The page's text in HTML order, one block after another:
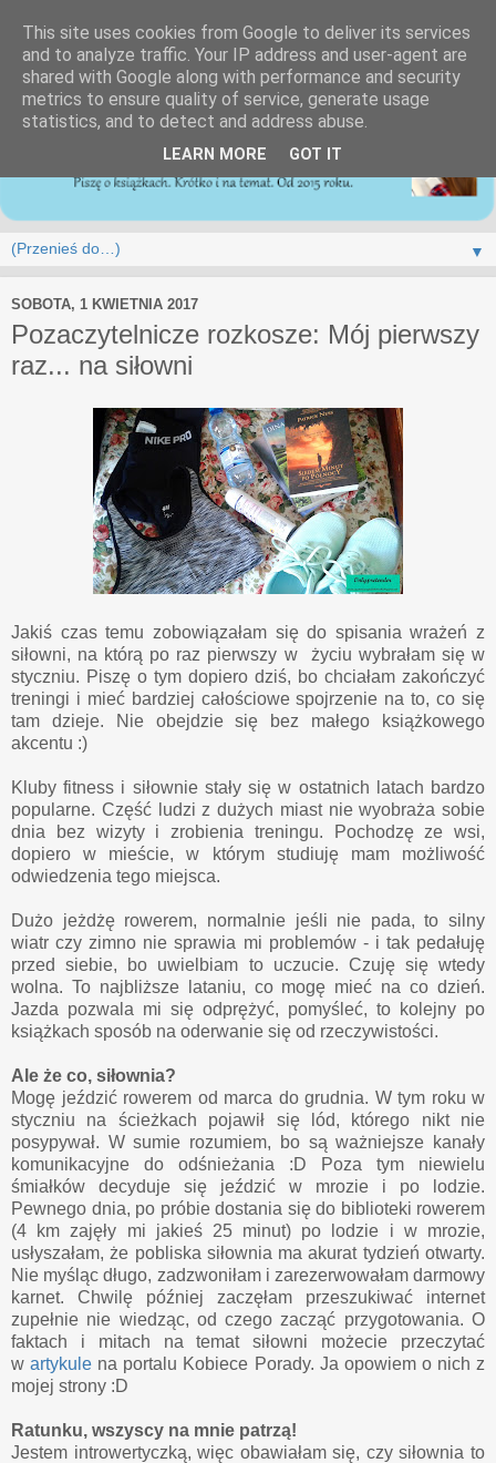
▼
SOBOTA, 1 KWIETNIA 2017
Pozaczytelnicze rozkosze: Mój pierwszy
raz... na siłowni
Jakiś czas temu zobowiązałam się do spisania wrażeń z
siłowni, na którą po raz pierwszy w życiu wybrałam się w
styczniu. Piszę o tym dopiero dziś, bo chciałam zakończyć
treningi i mieć bardziej całościowe spojrzenie na to, co się
tam dzieje. Nie obejdzie się bez małego książkowego
akcentu :)
Kluby fitness i siłownie stały się w ostatnich latach bardzo
popularne. Część ludzi z dużych miast nie wyobraża sobie
dnia bez wizyty i zrobienia treningu. Pochodzę ze wsi,
dopiero w mieście, w którym studiuję mam możliwość
odwiedzenia tego miejsca.
Dużo jeżdżę rowerem, normalnie jeśli nie pada, to silny
wiatr czy zimno nie sprawia mi problemów - i tak pedałuję
przed siebie, bo uwielbiam to uczucie. Czuję się wtedy
wolna. To najbliższe lataniu, co mogę mieć na co dzień.
Jazda pozwala mi się odprężyć, pomyśleć, to kolejny po
książkach sposób na oderwanie się od rzeczywistości.
Ale że co, siłownia?
Mogę jeździć rowerem od marca do grudnia. W tym roku w
styczniu na ścieżkach pojawił się lód, którego nikt nie
posypywał. W sumie rozumiem, bo są ważniejsze kanały
komunikacyjne do odśnieżania :D Poza tym niewielu
śmiałków decyduje się jeździć w mrozie i po lodzie.
Pewnego dnia, po próbie dostania się do biblioteki rowerem
(4 km zajęły mi jakieś 25 minut) po lodzie i w mrozie,
usłyszałam, że pobliska siłownia ma akurat tydzień otwarty.
Nie myśląc długo, zadzwoniłam i zarezerwowałam darmowy
karnet. Chwilę później zaczęłam przeszukiwać internet
zupełnie nie wiedząc, od czego zacząć przygotowania. O
faktach i mitach na temat siłowni możecie przeczytać
wartykule na portalu Kobiece Porady. Ja opowiem o nich z
mojej strony :D
Ratunku, wszyscy na mnie patrzą!
Jestem introwertyczką, więc obawiałam się, czy siłownia to
This site uses cookies from Google to deliver its services
and to analyze traffic. Your IP address and user-agent are
shared with Google along with performance and security
metrics to ensure quality of service, generate usage
statistics, and to detect and address abuse.
LEARN MORE GOT IT